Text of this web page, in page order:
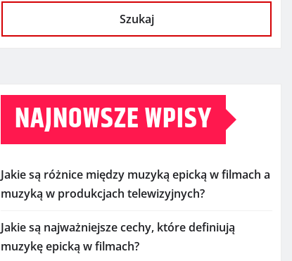
Szukaj
NAJNOWSZE WPISY
Jakie są różnice między muzyką epicką w filmach a
muzyką w produkcjach telewizyjnych?
Jakie są najważniejsze cechy, które definiują
muzykę epicką w filmach?